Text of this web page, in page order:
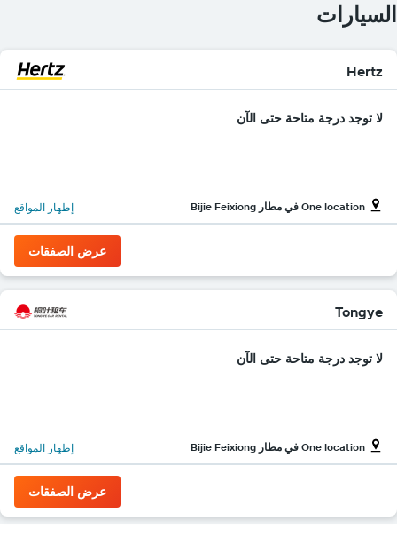
السيارات
Hertz
لا توجد درجة متاحة حتى الآن
One location في مطار Bijie Feixiong إظهار المواقع
عرض الصفقات
Tongye
لا توجد درجة متاحة حتى الآن
One location في مطار Bijie Feixiong إظهار المواقع
عرض الصفقات